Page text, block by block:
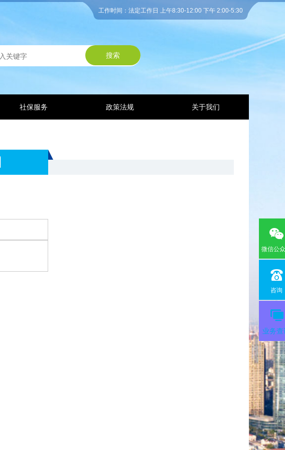
工作时间：法定工作日 上午8:30-12:00 下午 2:00-5:30
搜索
社保服务 政策法规 关于我们
微信公
咨询
业务查